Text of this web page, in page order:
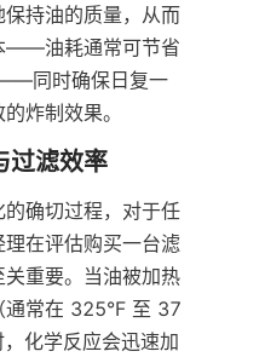
保持油的质量，从而
——油耗通常可节省
同时确保日复一
炸制效果。
的确切过程，对于任
在评估购买一台滤
关重要。当油被加热
通常在 325°F 至 37
化学反应会迅速加